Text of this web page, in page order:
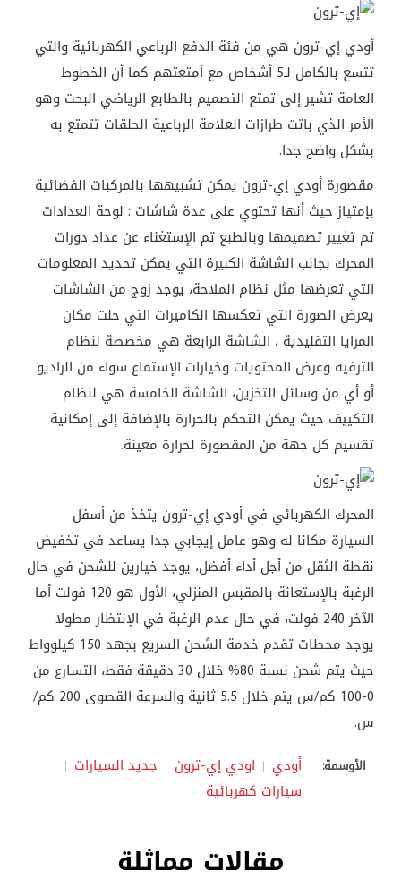
أودي إي-ترون هي من فئة الدفع الرباعي الكهربائية والتي
تتسع بالكامل لـ5 أشخاص مع أمتعتهم كما أن الخطوط
العامة تشير إلى تمتع التصميم بالطابع الرياضي البحت وهو
الأمر الذي باتت طرازات العلامة الرباعية الحلقات تتمتع به
بشكل واضح جدا.
مقصورة أودي إي-ترون يمكن تشبيهها بالمركبات الفضائية
بإمتياز حيث أنها تحتوي على عدة شاشات : لوحة العدادات
تم تغيير تصميمها وبالطبع تم الإستغناء عن عداد دورات
المحرك بجانب الشاشة الكبيرة التي يمكن تحديد المعلومات
التي تعرضها مثل نظام الملاحة، يوجد زوج من الشاشات
يعرض الصورة التي تعكسها الكاميرات التي حلت مكان
المرايا التقليدية ، الشاشة الرابعة هي مخصصة لنظام
الترفيه وعرض المحتويات وخيارات الإستماع سواء من الراديو
أو أي من وسائل التخزين، الشاشة الخامسة هي لنظام
التكييف حيث يمكن التحكم بالحرارة بالإضافة إلى إمكانية
تقسيم كل جهة من المقصورة لحرارة معينة.
المحرك الكهربائي في أودي إي-ترون يتخذ من أسفل
السيارة مكانا له وهو عامل إيجابي جدا يساعد في تخفيض
نقطة الثقل من أجل أداء أفضل، يوجد خيارين للشحن في حال
الرغبة بالإستعانة بالمقبس المنزلي، الأول هو 120 فولت أما
الآخر 240 فولت، في حال عدم الرغبة في الإنتظار مطولا
يوجد محطات تقدم خدمة الشحن السريع بجهد 150 كيلوواط
حيث يتم شحن نسبة 80% خلال 30 دقيقة فقط، التسارع من
0-100 كم/س يتم خلال 5.5 ثانية والسرعة القصوى 200 كم/
س.
الأوسمة: أودي اودي إي-ترون
جديد السيارات
سيارات كهربائية
مقالات مماثلة